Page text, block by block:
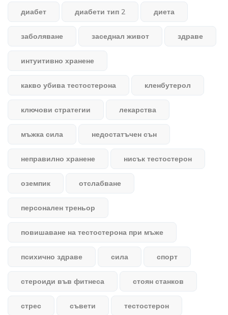
диабет диабети тип 2 диета
заболяване заседнал живот здраве
интуитивно хранене
какво убива тестостерона кленбутерол
ключови стратегии лекарства
мъжка сила недостатъчен сън
неправилно хранене нисък тестостерон
оземпик отслабване
персонален треньор
повишаване на тестостерона при мъже
психично здраве сила спорт
стероиди във фитнеса стоян станков
стрес съвети тестостерон